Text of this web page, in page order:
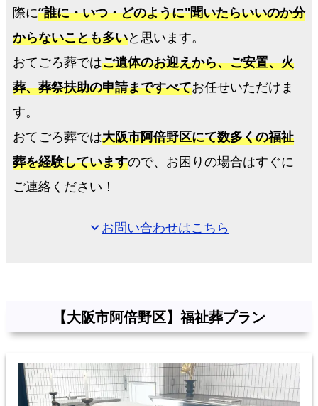
ラ
ン
福
葬
よ
あ
問
お
迎
の
際に“誰に・いつ・どのように"聞いたらいいのか分
からないことも多いと思います。
おてごろ葬ではご遺体のお迎えから、ご安置、火
葬、葬祭扶助の申請まですべてお任せいただけま
す。
おてごろ葬では大阪市阿倍野区にて数多くの福祉
葬を経験していますので、お困りの場合はすぐに
ご連絡ください！
expand_moreお問い合わせはこちら
【大阪市阿倍野区】福祉葬プラン